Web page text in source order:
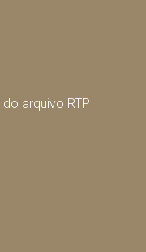
arquivo RTP